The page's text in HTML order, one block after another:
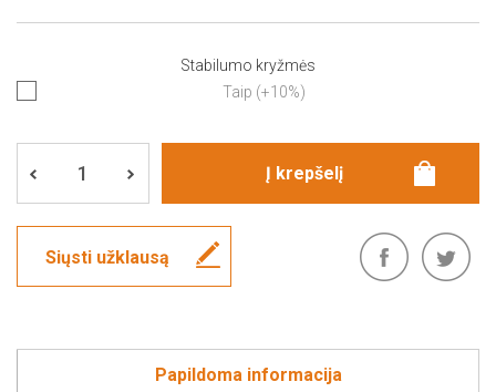
Stabilumo kryžmės
Taip (+10%)
Siųsti užklausą
Papildoma informacija